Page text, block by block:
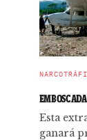
Esta
ganará